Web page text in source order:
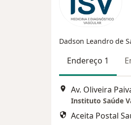
Dadson Leandro de
Endereço 1
Av. Oliveira
Instituto Saúde
Aceita Postal